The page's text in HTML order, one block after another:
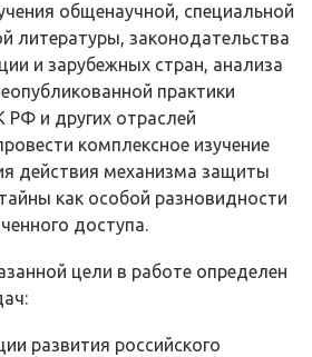
общенаучной, специальной
литературы, зако­нодательства
и зарубежных стран, анализа
практики
РФ и других от­раслей
комплексное изучение
действия механизма защиты
как особой раз­новидности
доступа.
цели в работе определен
развития российского